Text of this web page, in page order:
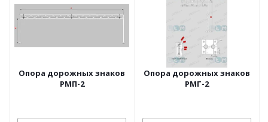
Опора дорожных знаков
РМП-2
Опора дорожных знаков
РМГ-2